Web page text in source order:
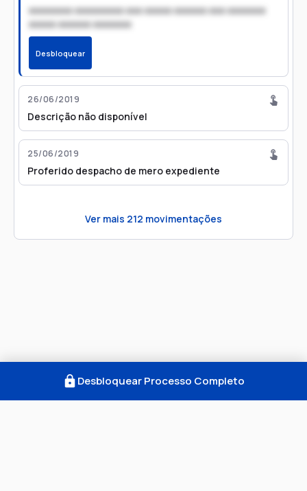
xxxxxxxx xxxxxxxxx xxx xxxxx xxxxxx xxx xxxxxxx
xxxxx xxxxxx xxxxxxx
Desbloquear
26/06/2019
Descrição não disponível
25/06/2019
Proferido despacho de mero expediente
Ver mais 212 movimentações
Desbloquear Processo Completo